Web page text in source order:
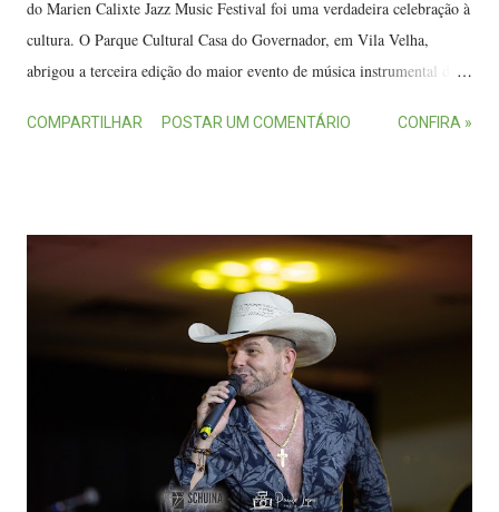
do Marien Calixte Jazz Music Festival foi uma verdadeira celebração à
cultura. O Parque Cultural Casa do Governador, em Vila Velha,
abrigou a terceira edição do maior evento de música instrumental do
Holanda, Renato Casagrande, Fabricio Noronha, Karla Freitas e
sua apresentação. Na sequência, o palco foi inundado com a mistura de
jazz e MPB do Alexandre Borges Quinteto e rolou muita
improvisação. O vencedor do 1º Prêmio da Música Capixaba de
Melhor Instrumentista, Pedro de Alcântara convidou o acordeonista
Bebê Kramer para uma encontro musical luxuoso e lançamento do
trabalho No Mesmo Barco e, vinda do ABC paulista, a Nômade
Orquestra encerrou o dia com u...
COMPARTILHAR POSTAR UM COMENTÁRIO CONFIRA »